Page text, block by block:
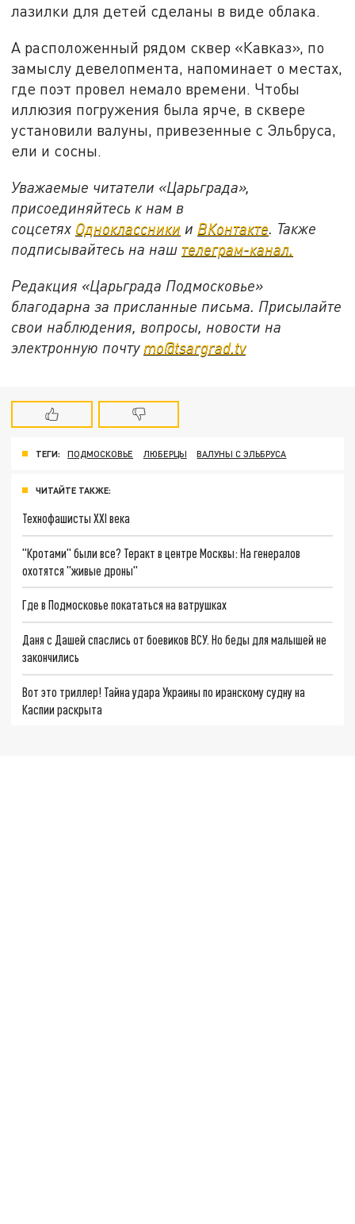
лазилки для детей сделаны в виде облака.
А расположенный рядом сквер «Кавказ», по
замыслу девелопмента, напоминает о местах,
где поэт провел немало времени. Чтобы
иллюзия погружения была ярче, в сквере
установили валуны, привезенные с Эльбруса,
ели и сосны.
Уважаемые читатели «Царьграда»,
присоединяйтесь к нам в
соцсетях Одноклассники и ВКонтакте. Также
подписывайтесь на наш телеграм-канал.
Редакция «Царьграда Подмосковье»
благодарна за присланные письма. Присылайте
свои наблюдения, вопросы, новости на
электронную почту mo@tsargrad.tv
ТЕГИ: ПОДМОСКОВЬЕ ЛЮБЕРЦЫ ВАЛУНЫ С ЭЛЬБРУСА
ЧИТАЙТЕ ТАКЖЕ:
Технофашисты XXI века
"Кротами" были все? Теракт в центре Москвы: На генералов
охотятся "живые дроны"
Где в Подмосковье покататься на ватрушках
Даня с Дашей спаслись от боевиков ВСУ. Но беды для малышей не
закончились
Вот это триллер! Тайна удара Украины по иранскому судну на
Каспии раскрыта